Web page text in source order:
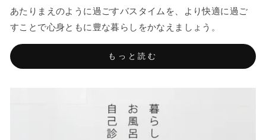
あたりまえのように過ごすバスタイムを、より快適に過ご
すことで心身ともに豊な暮らしをかなえましょう。
もっと読む